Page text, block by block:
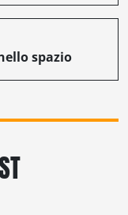
spazio